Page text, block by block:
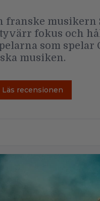
franske
fokus och
som spelar
musiken.
Läs recensionen